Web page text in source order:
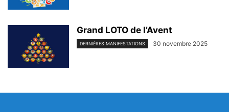
Grand LOTO de l’Avent
DERNIÈRES MANIFESTATIONS 30 novembre 2025